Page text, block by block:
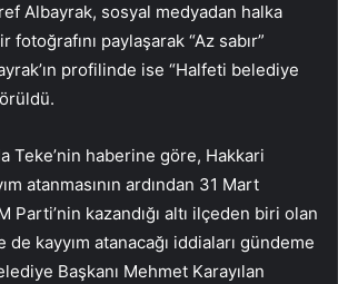
Albayrak, sosyal medyadan halka
fotoğrafını paylaşarak “Az sabır”
profilinde ise “Halfeti belediye
Teke’nin haberine göre, Hakkari
atanmasının ardından 31 Mart
Parti’nin kazandığı altı ilçeden biri olan
de kayyım atanacağı iddiaları gündeme
Başkanı Mehmet Karayılan